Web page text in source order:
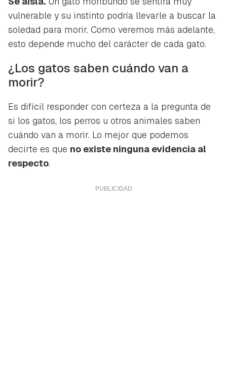
iniciar sesión con tu cuenta de Hogarmanía.
INICIAR SESIÓN CANCELAR
vulnerable y su instinto podría llevarle a buscar la
soledad para morir. Como veremos más adelante,
esto depende mucho del carácter de cada gato.
¿Los gatos saben cuándo van a
morir?
Es difícil responder con certeza a la pregunta de
si los gatos, los perros u otros animales saben
cuándo van a morir. Lo mejor que podemos
decirte es que no existe ninguna evidencia al
respecto.
ACEPTAR